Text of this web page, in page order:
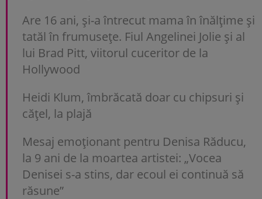
Are 16 ani, și-a întrecut mama în înălțime și
tatăl în frumusețe. Fiul Angelinei Jolie și al
lui Brad Pitt, viitorul cuceritor de la
Hollywood
Heidi Klum, îmbrăcată doar cu chipsuri și
cățel, la plajă
Mesaj emoționant pentru Denisa Răducu,
la 9 ani de la moartea artistei: „Vocea
Denisei s-a stins, dar ecoul ei continuă să
răsune”